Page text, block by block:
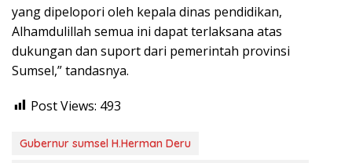
yang dipelopori oleh kepala dinas pendidikan,
Alhamdulillah semua ini dapat terlaksana atas
dukungan dan suport dari pemerintah provinsi
Sumsel,” tandasnya.
Post Views: 493
Gubernur sumsel H.Herman Deru